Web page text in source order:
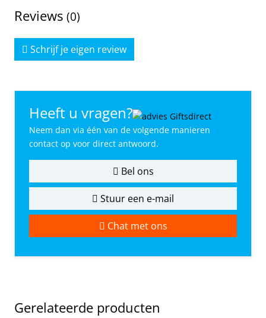
Reviews (0)
Schrijf je eigen review
Heeft u vragen?
Neem dan via één van de volgende manieren
contact op voor direct antwoord.
Bel ons
Stuur een e-mail
Chat met ons
Gerelateerde producten